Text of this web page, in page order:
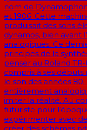
nom de
et 1906. Cette
produisait des sons
dynamos, bien avant
analogiques. Ce
principes de la
penser au Roland
compris à ses
le son des années
entièrement
imiter la réalité. Au
futuriste pour
expérimenter avec